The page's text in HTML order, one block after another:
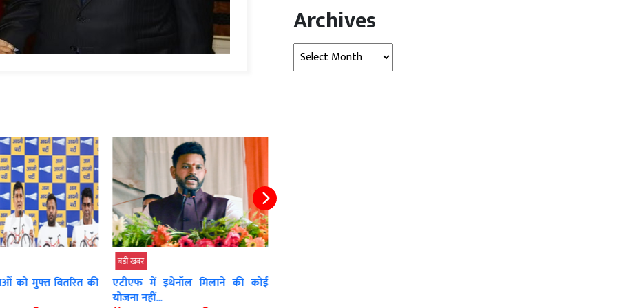
मिलाने की कोई
बड़ी खबर
सीबीजी ऑफटेक एश्योरेंस ढांचा
स्थापित किया जाएगा –...
Archives
Archives